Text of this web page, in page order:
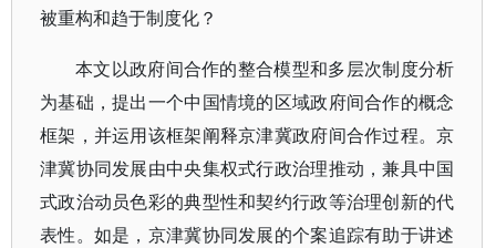
被重构和趋于制度化？
本文以政府间合作的整合模型和多层次制度分析
为基础，提出一个中国情境的区域政府间合作的概念
框架，并运用该框架阐释京津冀政府间合作过程。京
津冀协同发展由中央集权式行政治理推动，兼具中国
式政治动员色彩的典型性和契约行政等治理创新的代
表性。如是，京津冀协同发展的个案追踪有助于讲述